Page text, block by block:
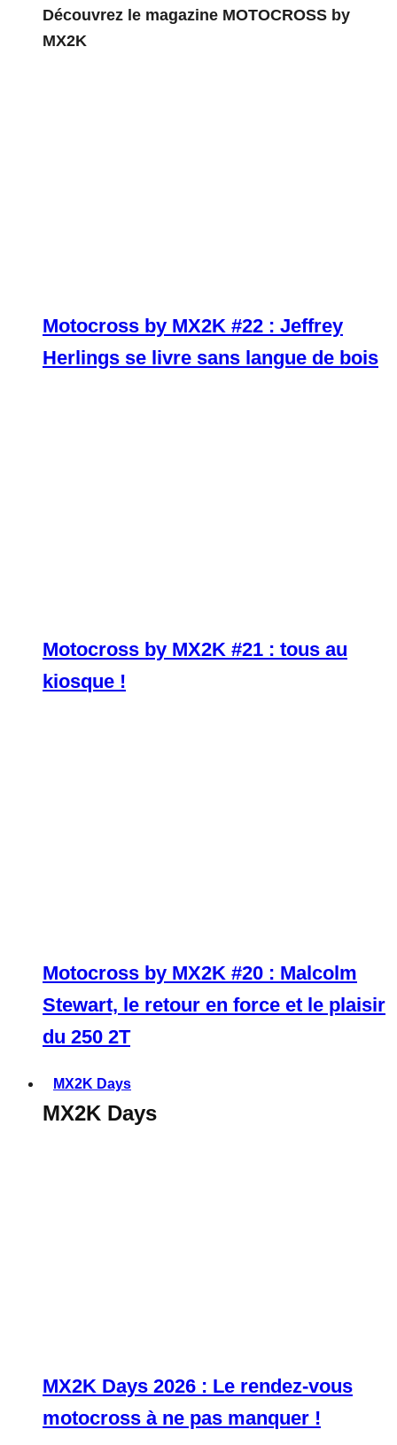
Découvrez le magazine MOTOCROSS by
MX2K
Motocross by MX2K #22 : Jeffrey
Herlings se livre sans langue de bois
Motocross by MX2K #21 : tous au
kiosque !
Motocross by MX2K #20 : Malcolm
Stewart, le retour en force et le plaisir
du 250 2T
MX2K Days
MX2K Days
MX2K Days 2026 : Le rendez-vous
motocross à ne pas manquer !